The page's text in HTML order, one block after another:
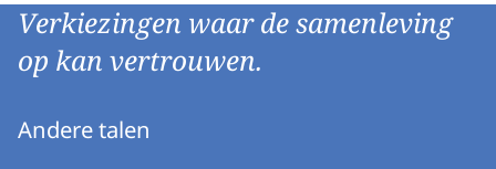
Verkiezingen waar de samenleving
op kan vertrouwen.
Andere talen